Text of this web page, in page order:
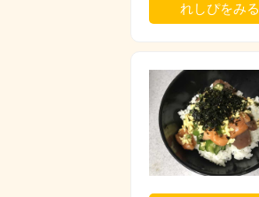
れしぴをみる